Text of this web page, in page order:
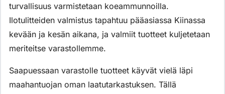
turvallisuus varmistetaan koeammunnoilla.
Ilotulitteiden valmistus tapahtuu pääasiassa Kiinassa
kevään ja kesän aikana, ja valmiit tuotteet kuljetetaan
meriteitse varastollemme.
Saapuessaan varastolle tuotteet käyvät vielä läpi
maahantuojan oman laatutarkastuksen. Tällä